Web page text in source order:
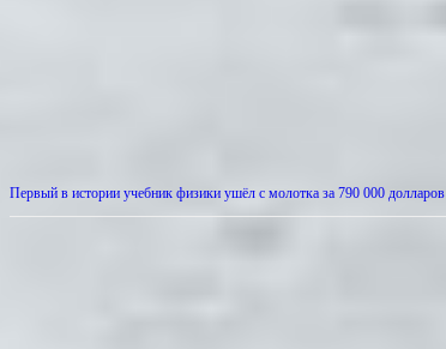
Первый в истории учебник физики ушёл с молотка за 790 000 долларов